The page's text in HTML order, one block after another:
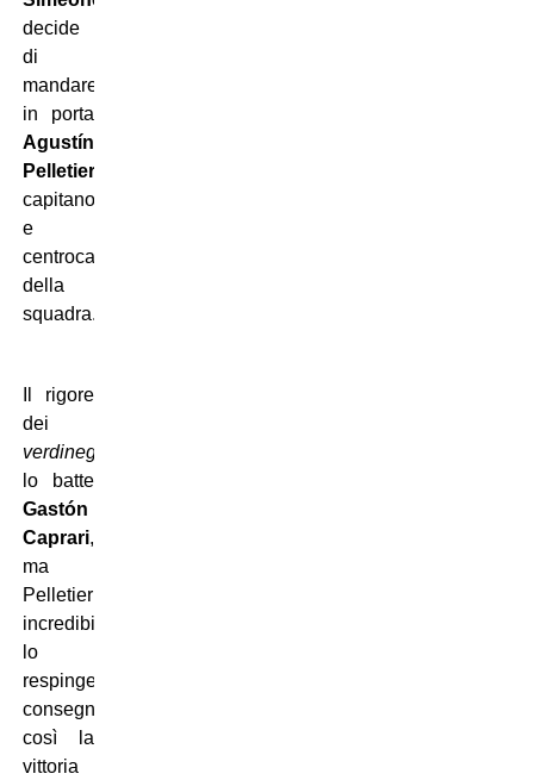
decide
di
mandare
in porta
Agustín
Pelletieri
capitano
e
centrocampista
della
squadra.
Il rigore
dei
verdinegros
lo batte
Gastón
Caprari,
ma
Pelletieri
incredibilmente
lo
respinge,
consegnando
così la
vittoria